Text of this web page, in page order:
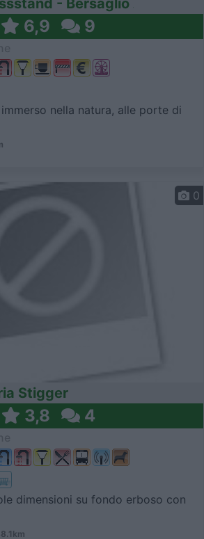
6,9 9
nella natura, alle porte di
0
Stigger
3,8 4
dimensioni su fondo erboso con